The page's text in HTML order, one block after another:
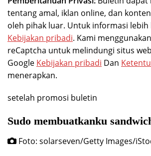
tentang amal, iklan online, dan
oleh pihak luar. Untuk informasi
Kebijakan pribadi. Kami
reCaptcha untuk melindungi situs
Google Kebijakan pribadi Dan
menerapkan.
setelah promosi buletin
Sudo membuatkanku
Foto: solarseven/Getty Images/